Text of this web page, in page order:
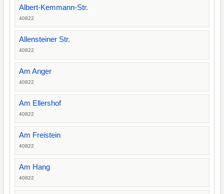
Albert-Kemmann-Str.
40822
Allensteiner Str.
40822
Am Anger
40822
Am Ellershof
40822
Am Freistein
40822
Am Hang
40822